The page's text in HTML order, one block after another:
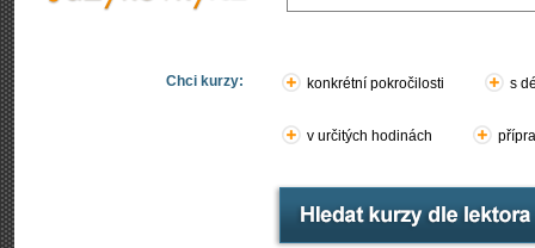
Chci kurzy: konkrétní pokročilosti s
v určitých hodinách